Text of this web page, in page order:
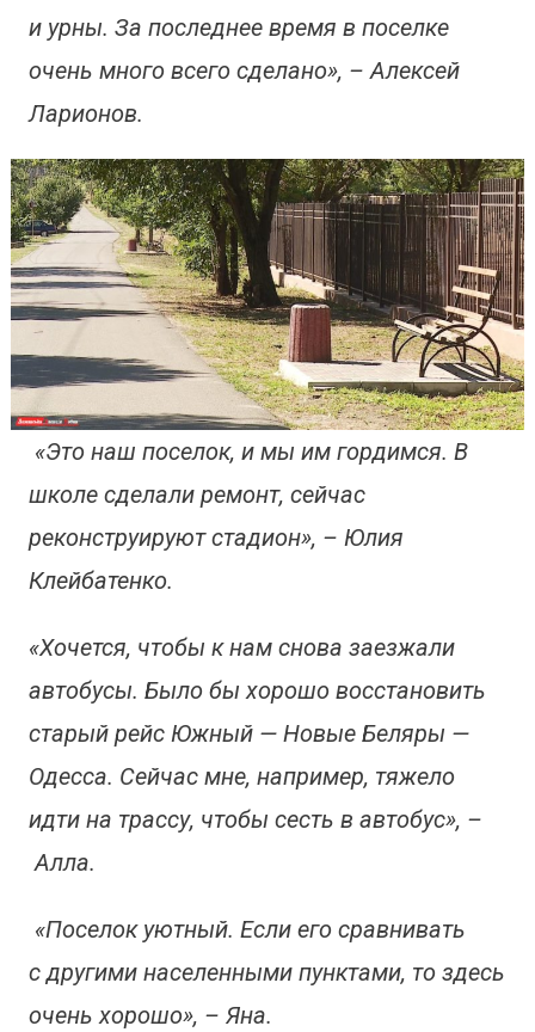
и урны. За последнее время в поселке
очень много всего сделано», – Алексей
Ларионов.
«Это наш поселок, и мы им гордимся. В
школе сделали ремонт, сейчас
реконструируют стадион», – Юлия
Клейбатенко.
«Хочется, чтобы к нам снова заезжали
автобусы. Было бы хорошо восстановить
старый рейс Южный — Новые Беляры —
Одесса. Сейчас мне, например, тяжело
идти на трассу, чтобы сесть в автобус», –
Алла.
«Поселок уютный. Если его сравнивать
с другими населенными пунктами, то здесь
очень хорошо», – Яна.